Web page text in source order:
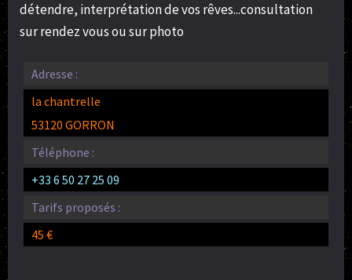
détendre, interprétation de vos rêves...consultation
sur rendez vous ou sur photo
Adresse :
la chantrelle
53120 GORRON
Téléphone :
+33 6 50 27 25 09
Tarifs proposés :
45 €